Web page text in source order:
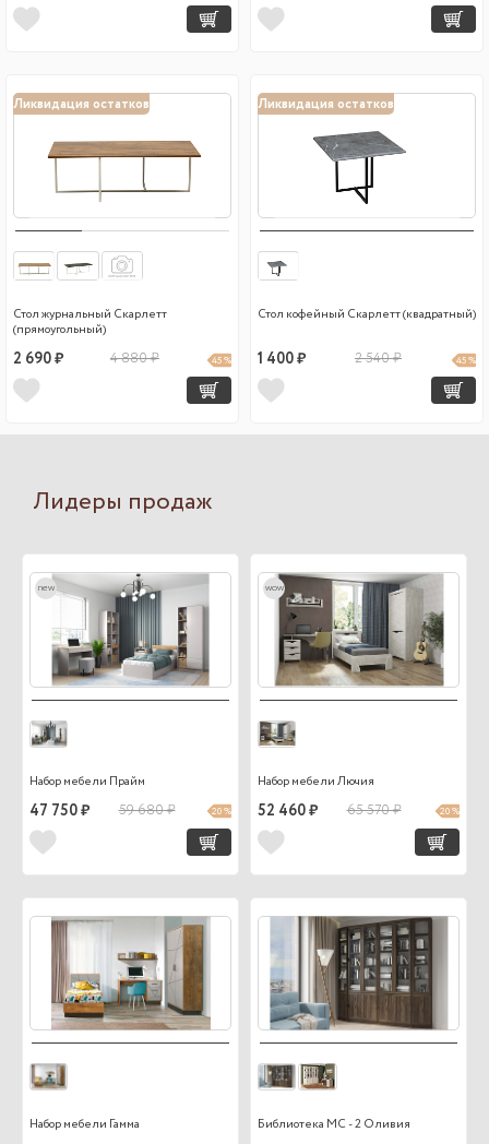
Ликвидация остатков
Стол журнальный Скарлетт
(прямоугольный)
2 690 ₽ 4 880 ₽ 45 %
Ликвидация остатков
Стол кофейный Скарлетт (квадратный)
1 400 ₽ 2 540 ₽ 45 %
Лидеры продаж
new
Набор мебели Прайм
47 750 ₽ 59 680 ₽ 20 %
wow
Набор мебели Лючия
52 460 ₽ 65 570 ₽ 20 %
Набор мебели Гамма Библиотека МС - 2 Оливия